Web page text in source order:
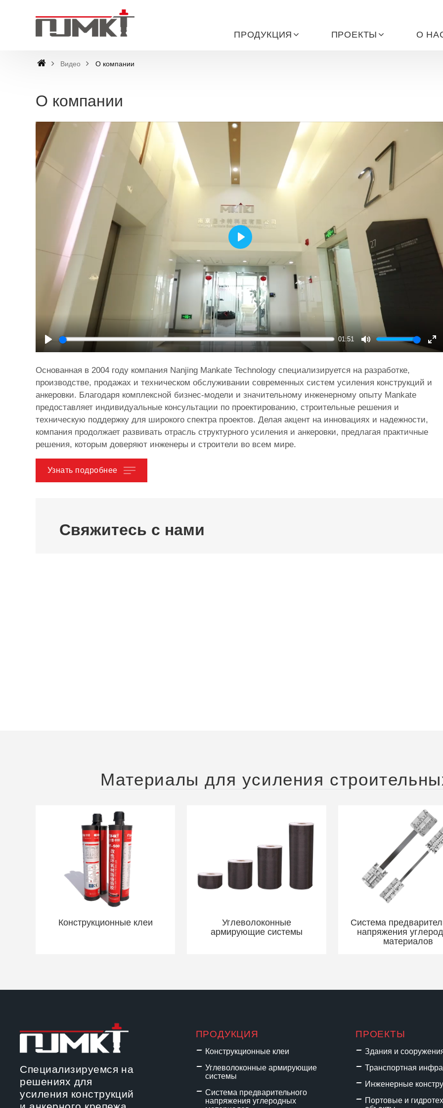
ПРОДУКЦИЯ ПРОЕКТЫ О
Видео О компании
О компании
Play
01:51
Mute
Play
Основанная в 2004 году компания Nanjing Mankate Technology специализируется на разработке,
производстве, продажах и техническом обслуживании современных систем усиления конструкций и
анкеровки. Благодаря комплексной бизнес-модели и значительному инженерному опыту Mankate
предоставляет индивидуальные консультации по проектированию, строительные решения и
техническую поддержку для широкого спектра проектов. Делая акцент на инновациях и надежности,
компания продолжает развивать отрасль структурного усиления и анкеровки, предлагая практичные
решения, которым доверяют инженеры и строители во всем мире.
Узнать подробнее
Свяжитесь с нами
Материалы для усиления
Конструкционные клеи
Углеволоконные
армирующие системы
Система
напряжения
материалов
Специализируемся на
решениях для
усиления конструкций
ПРОДУКЦИЯ
Конструкционные клеи
Углеволоконные армирующие
системы
Система предварительного
напряжения углеродных
ПРОЕКТЫ
Здания и
Транспортная
Инженерные
Портовые и